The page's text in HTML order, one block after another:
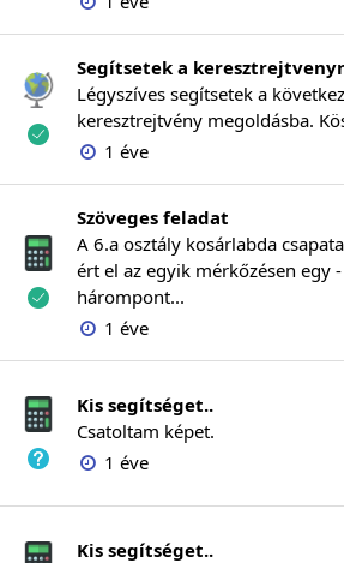
Segítsetek a
Légyszíves segítsetek a
keresztrejtvény megoldásba.
1 éve
Szöveges feladat
A 6.a osztály kosárlabda
ért el az egyik mérkőzésen egy
hárompont...
1 éve
Kis segítséget..
Csatoltam képet.
1 éve
Kis segítséget..